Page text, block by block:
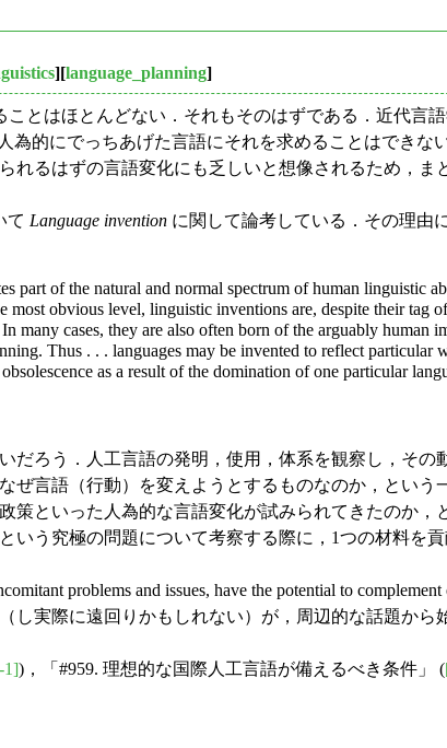
][language_planning]
とはほとんどない．それもそのはずである．近代言
為的にでっちあげた言語にそれを求めることはできな
るはずの言語変化にも乏しいと想像されるため，ま
て Language invention に関して論考している．その理由
part of the natural and normal spectrum of human linguistic
most obvious level, linguistic inventions are, despite their tag
many cases, they are also often born of the arguably human
Thus . . . languages may be invented to reflect particular
as a result of the domination of one particular
ろう．人工言語の発明，使用，体系を観察し，その
言語（行動）を変えようとするものなのか，という
といった人為的な言語変化が試みられてきたのか，
う究極の問題について考察する際に，1つの材料を貢
problems and issues, have the potential to
（し実際に遠回りかもしれない）が，周辺的な話題か
1])，「#959. 理想的な国際人工言語が備えるべき条件」 (